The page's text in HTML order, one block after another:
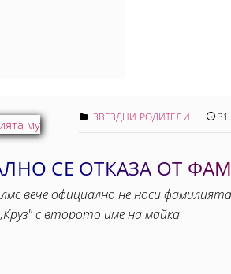
ЗВЕЗДНИ РОДИТЕЛИ
СЕ ОТКАЗА ОТ
вече официално не носи
с второто име на майка